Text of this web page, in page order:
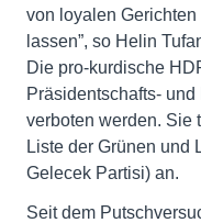
von loyalen
lassen”, so Helin
Die pro-kurdische
Präsidentschafts-
verboten werden. Sie
Liste der Grünen und
Gelecek Partisi) an.
Seit dem